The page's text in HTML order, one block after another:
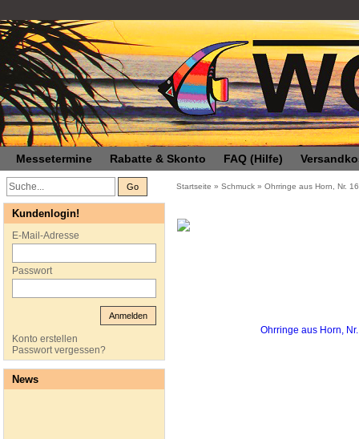
Messetermine Rabatte & Skonto FAQ (Hilfe)
Go Startseite » Schmuck » Ohrringe aus Horn, Nr.
Kundenlogin!
E-Mail-Adresse
Passwort
Anmelden
Konto erstellen
Passwort vergessen?
News